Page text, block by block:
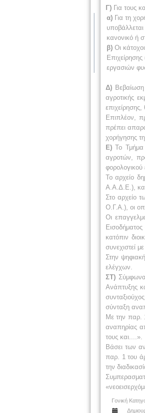
Γ) Για τους
α) Για τη
κανονικό ή
β) Οι
εργασιών
Δ)
αγροτικής
Επιπλέον,
πρέπει
χορήγησης
Ε) Το Τμήμα
αγροτών,
Το αρχείο
Α.Α.Δ.Ε.), και
Στο αρχείο
Ο.Γ.Α.), οι
Οι
κατόπιν
συνεχιστεί
Στην
ελέγχων.
ΣΤ)
Ανάπτυξης
σύνταξη
Με την παρ.
αναπηρίας
τους και....».
Βάσει των
παρ. 1 του
την
Γονική